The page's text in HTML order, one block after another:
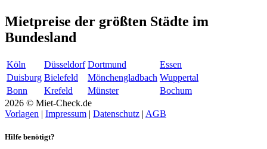
Mietpreise der größten Städte im
Bundesland
Köln Düsseldorf Dortmund
Essen
Duisburg Bielefeld Mönchengladbach Wuppertal
Bonn
Krefeld Münster
Bochum
2026 © Miet-Check.de
Vorlagen | Impressum | Datenschutz | AGB
Hilfe benötigt?